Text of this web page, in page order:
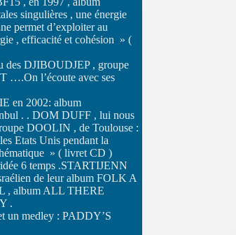
singulières , une énergie
permet d’exploiter au
, efficacité et cohésion » (
des DJIBOUDJEP , groupe
….On l’écoute avec ses
en 2002: album
. . DOM DUFF , lui nous
DOOLIN , de Toulouse :
Etats Unis pendant la
» ( livret CD )
6 temps .STARTIJENN
de leur album FOLK A
, album ALL THERE
.
un medley : PADDY’S